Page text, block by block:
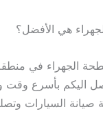
هي الأفضل؟
الجهراء في منطقة
اليكم بأسرع
السيارات